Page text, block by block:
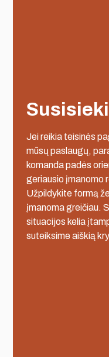
Jei reikia teisinės
mūsų paslaugų,
komanda padės
geriausio įmanomo
Užpildykite formą
įmanoma greičiau.
situacijos kelia
suteiksime aiškią